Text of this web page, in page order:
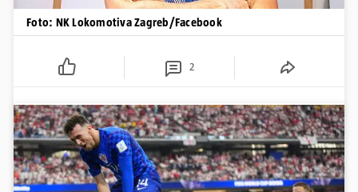
Foto: NK Lokomotiva Zagreb/Facebook
2